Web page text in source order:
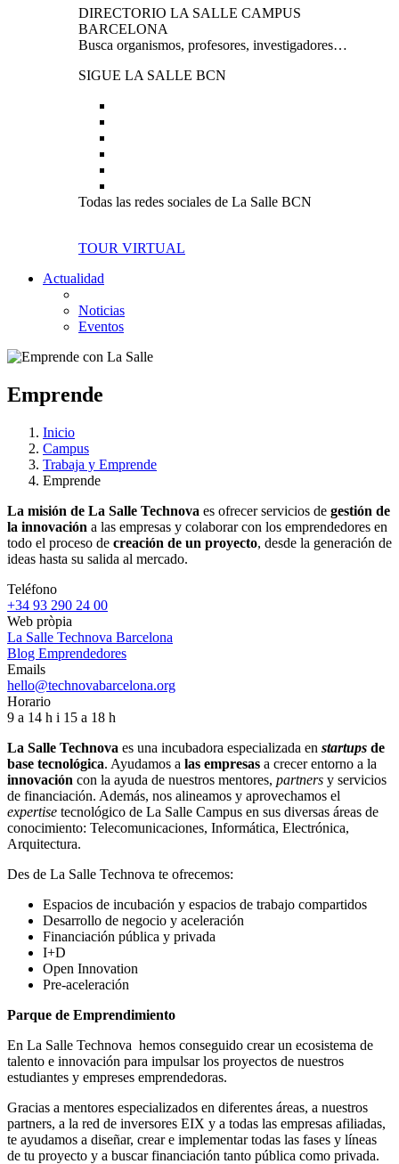
DIRECTORIO LA SALLE CAMPUS
BARCELONA
Busca organismos, profesores, investigadores…
SIGUE LA SALLE BCN
Todas las redes sociales de La Salle BCN
TOUR VIRTUAL
Actualidad
Noticias
Eventos
Emprende
Inicio
Campus
Trabaja y Emprende
Emprende
La misión de La Salle Technova es ofrecer servicios de gestión de
la innovación a las empresas y colaborar con los emprendedores en
todo el proceso de creación de un proyecto, desde la generación de
ideas hasta su salida al mercado.
Teléfono
+34 93 290 24 00
Web pròpia
La Salle Technova Barcelona
Blog Emprendedores
Emails
hello@technovabarcelona.org
Horario
9 a 14 h i 15 a 18 h
La Salle Technova es una incubadora especializada en startups de
base tecnológica. Ayudamos a las empresas a crecer entorno a la
innovación con la ayuda de nuestros mentores, partners y servicios
de financiación. Además, nos alineamos y aprovechamos el
expertise tecnológico de La Salle Campus en sus diversas áreas de
conocimiento: Telecomunicaciones, Informática, Electrónica,
Arquitectura.
Des de La Salle Technova te ofrecemos:
Espacios de incubación y espacios de trabajo compartidos
Desarrollo de negocio y aceleración
Financiación pública y privada
I+D
Open Innovation
Pre-aceleración
Parque de Emprendimiento
En La Salle Technova hemos conseguido crear un ecosistema de
talento e innovación para impulsar los proyectos de nuestros
estudiantes y empreses emprendedoras.
Gracias a mentores especializados en diferentes áreas, a nuestros
partners, a la red de inversores EIX y a todas las empresas afiliadas,
te ayudamos a diseñar, crear e implementar todas las fases y líneas
de tu proyecto y a buscar financiación tanto pública como privada.